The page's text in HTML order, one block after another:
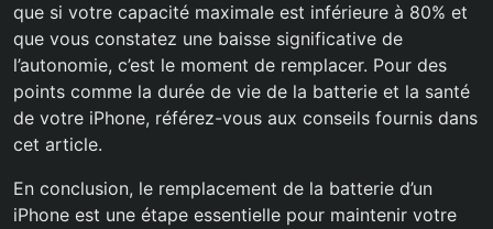
que si votre capacité maximale est inférieure à 80% et
que vous constatez une baisse significative de
l’autonomie, c’est le moment de remplacer. Pour des
points comme la durée de vie de la batterie et la santé
de votre iPhone, référez-vous aux conseils fournis dans
cet article.
En conclusion, le remplacement de la batterie d’un
iPhone est une étape essentielle pour maintenir votre